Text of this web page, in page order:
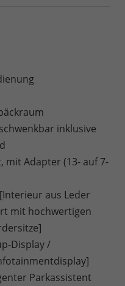
inklusive
mit Adapter (13- auf 7-
aus Leder
mit hochwertigen
Display /
Parkassistent